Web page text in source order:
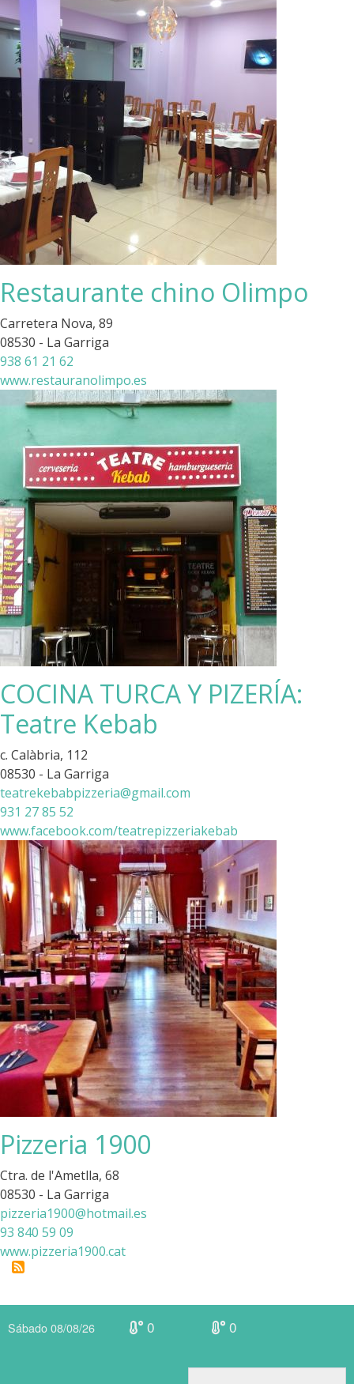
Restaurante chino Olimpo
Carretera Nova, 89
08530 - La Garriga
938 61 21 62
www.restauranolimpo.es
COCINA TURCA Y PIZERÍA:
Teatre Kebab
c. Calàbria, 112
08530 - La Garriga
teatrekebabpizzeria@gmail.com
931 27 85 52
www.facebook.com/teatrepizzeriakebab
Pizzeria 1900
Ctra. de l'Ametlla, 68
08530 - La Garriga
pizzeria1900@hotmail.es
93 840 59 09
www.pizzeria1900.cat
Sábado 08/08/26 0 0